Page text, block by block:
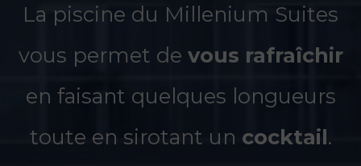
La piscine du Millenium Suites
vous permet de vous rafraîchir
en faisant quelques longueurs
toute en sirotant un cocktail.